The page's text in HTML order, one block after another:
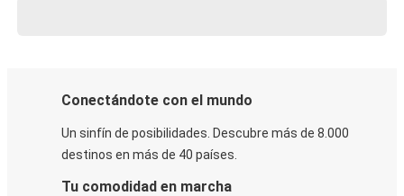
Conectándote con el mundo
Un sinfín de posibilidades. Descubre más de 8.000
destinos en más de 40 países.
Tu comodidad en marcha